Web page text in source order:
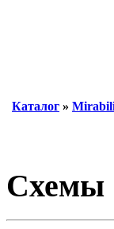
Каталог »
Схемы